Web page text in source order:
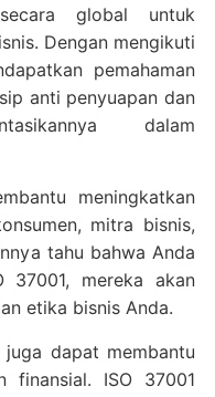
global untuk
Dengan mengikuti
pemahaman
anti penyuapan dan
dalam
meningkatkan
mitra bisnis,
tahu bahwa Anda
37001, mereka akan
etika bisnis Anda.
dapat membantu
finansial. ISO 37001